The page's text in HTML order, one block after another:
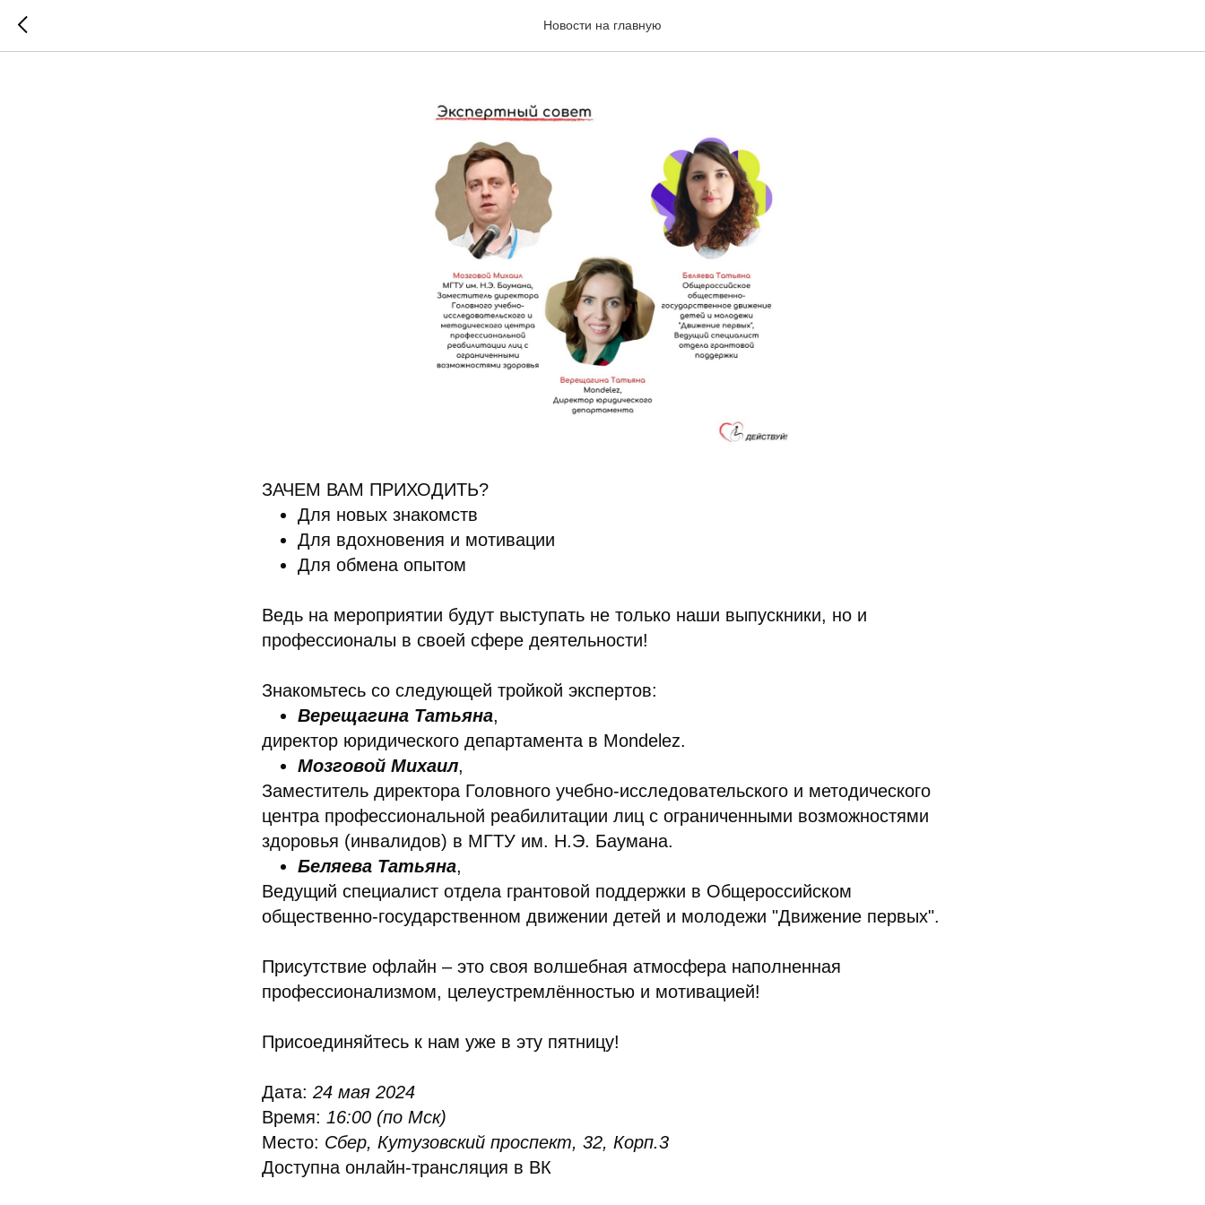
Новости на главную
5 дней до ФИНАЛА!
ЗАЧЕМ ВАМ ПРИХОДИТЬ?
Для новых знакомств
Для вдохновения и мотивации
Для обмена опытом
Ведь на мероприятии будут выступать не только наши выпускники, но и
профессионалы в своей сфере деятельности!
Знакомьтесь со следующей тройкой экспертов:
Верещагина Татьяна,
директор юридического департамента в Mondelez.
Мозговой Михаил,
Заместитель директора Головного учебно-исследовательского и методического
центра профессиональной реабилитации лиц с ограниченными возможностями
здоровья (инвалидов) в МГТУ им. Н.Э. Баумана.
Беляева Татьяна,
Ведущий специалист отдела грантовой поддержки в Общероссийском
общественно-государственном движении детей и молодежи "Движение первых".
Присутствие офлайн – это своя волшебная атмосфера наполненная
профессионализмом, целеустремлённостью и мотивацией!
Присоединяйтесь к нам уже в эту пятницу!
Дата: 24 мая 2024
Время: 16:00 (по Мск)
Место: Сбер, Кутузовский проспект, 32, Корп.3
Доступна онлайн-трансляция в ВК